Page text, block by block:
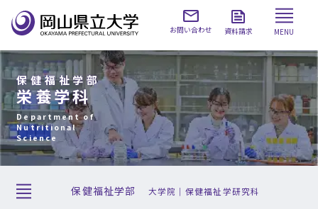
お問い合わせ 資料請求 MENU
保健福祉学部
栄養学科
Department of
Nutritional
Science
保健福祉学部 大学院｜保健福祉学研究科